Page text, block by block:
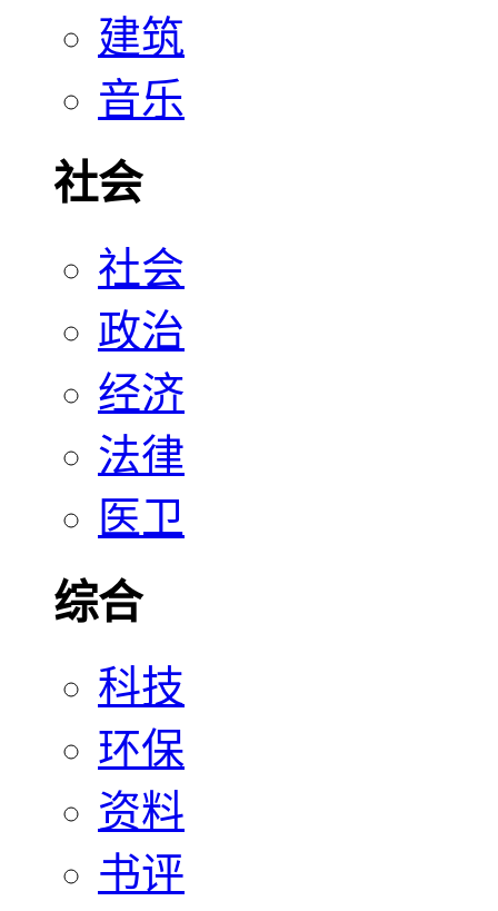
建筑
音乐
社会
社会
政治
经济
法律
医卫
综合
科技
环保
资料
书评